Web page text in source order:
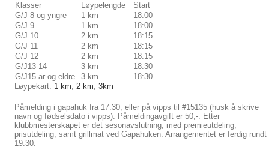
Klasser Løypelengde
Start
G/J 8 og yngre
1 km
18:00
G/J 9
1 km
18:00
G/J 10
2 km
18:15
G/J 11
2 km
18:15
G/J 12
2 km
18:15
G/J13-14
3 km
18:30
G/J15 år og eldre
3 km
18:30
Løypekart: 1 km, 2 km, 3km
Påmelding i gapahuk fra 17:30, eller på vipps til #15135 (husk å skrive
navn og fødselsdato i vipps). Påmeldingavgift er 50,-. Etter
klubbmesterskapet er det sesonavslutning, med premieutdeling,
prisutdeling, samt grillmat ved Gapahuken. Arrangementet er ferdig rundt
19:30.